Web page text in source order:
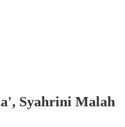
Syahrini Malah